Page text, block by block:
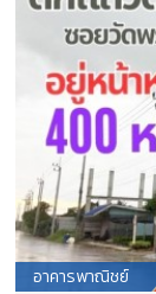
อาคารพาณิชย์